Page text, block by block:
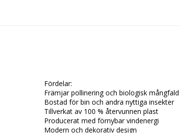
Fördelar:
Främjar pollinering och biologisk mångfald
Bostad för bin och andra nyttiga insekter
Tillverkat av 100 % återvunnen plast
Producerat med förnybar vindenergi
Modern och dekorativ design